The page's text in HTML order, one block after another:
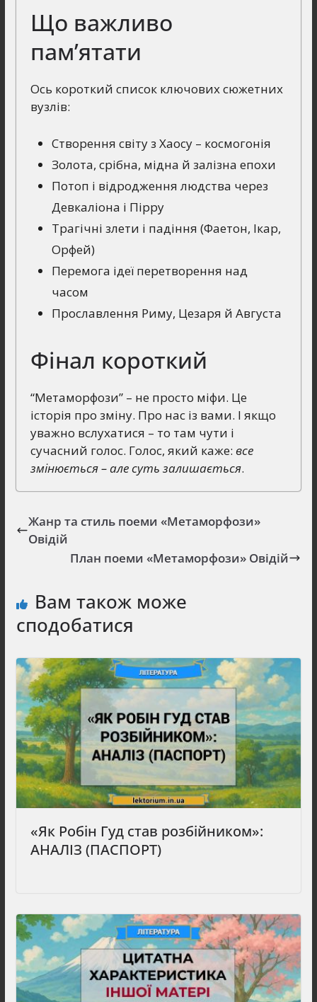
Що важливо
пам’ятати
Ось короткий список ключових сюжетних
вузлів:
Створення світу з Хаосу – космогонія
Золота, срібна, мідна й залізна епохи
Потоп і відродження людства через
Девкаліона і Пірру
Трагічні злети і падіння (Фаетон, Ікар,
Орфей)
Перемога ідеї перетворення над
часом
Прославлення Риму, Цезаря й Августа
Фінал короткий
“Метаморфози” – не просто міфи. Це
історія про зміну. Про нас із вами. І якщо
уважно вслухатися – то там чути і
сучасний голос. Голос, який каже: все
змінюється – але суть залишається.
Жанр та стиль поеми «Метаморфози»
Овідій
План поеми «Метаморфози» Овідій
Вам також може
сподобатися
«Як Робін Гуд став розбійником»:
АНАЛІЗ (ПАСПОРТ)